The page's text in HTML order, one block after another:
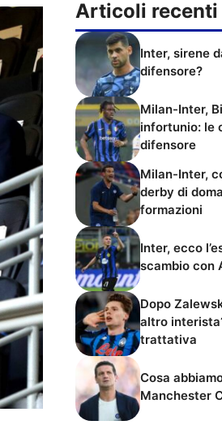
Articoli recenti
Inter, sirene
difensore?
Milan-Inter,
infortunio: le
difensore
Milan-Inter,
derby di
formazioni
Inter, ecco
scambio con
Dopo
altro
trattativa
Cosa
Manchester